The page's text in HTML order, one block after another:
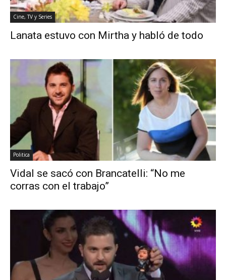
Cine, TV y Series
Lanata estuvo con Mirtha y habló de todo
Politica
Vidal se sacó con Brancatelli: “No me
corras con el trabajo”